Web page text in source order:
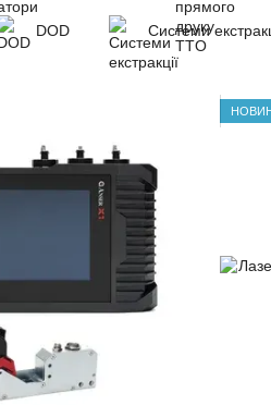
DOD Системи